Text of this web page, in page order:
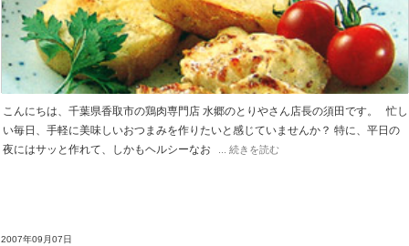
こんにちは、千葉県香取市の鶏肉専門店 水郷のとりやさん店長の須田です。 忙し
い毎日、手軽に美味しいおつまみを作りたいと感じていませんか？ 特に、平日の
夜にはサッと作れて、しかもヘルシーなお
... 続きを読む
2007年09月07日